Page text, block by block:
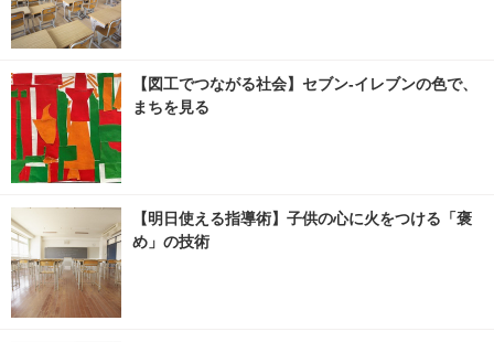
【図工でつながる社会】セブン‐イレブンの色で、
まちを見る
【明日使える指導術】子供の心に火をつける「褒
め」の技術